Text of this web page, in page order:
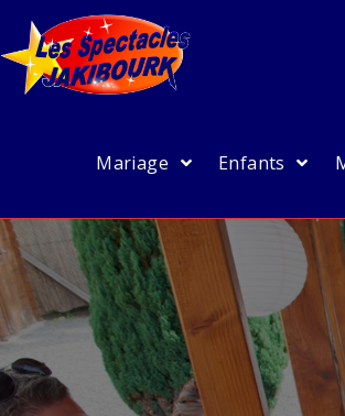
Mariage Enfants